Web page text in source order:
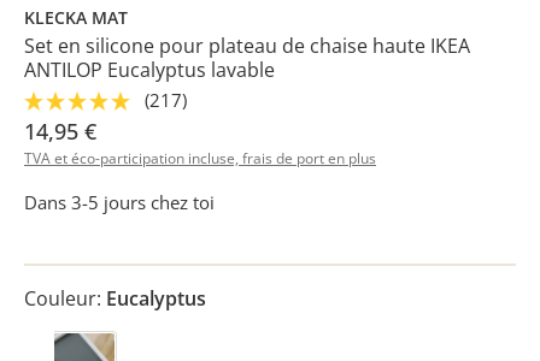
KLECKA MAT
Set en silicone pour plateau de chaise haute IKEA
ANTILOP Eucalyptus lavable
(217)
14,95 €
TVA et éco-participation incluse, frais de port en plus
Dans 3-5 jours chez toi
Couleur: Eucalyptus